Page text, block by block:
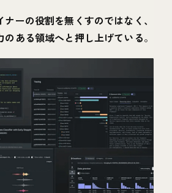
ナーの役割を無くすのではなく、
のある領域へと押し上げている。